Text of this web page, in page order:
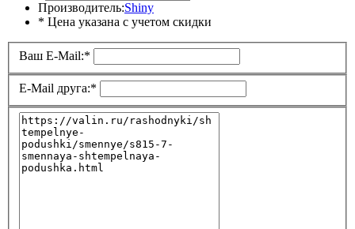
Производитель:Shiny
* Цена указана с учетом скидки
Ваш E-Mail:*
E-Mail друга:*